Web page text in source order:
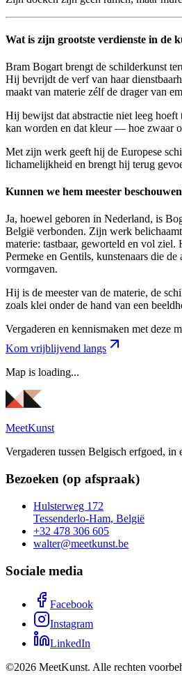
Wat is zijn grootste verdienste in de
Bram Bogart brengt de schilderkunst
Hij bevrijdt de verf van haar
maakt van materie zélf de drager van
Hij bewijst dat abstractie niet leeg hoeft
kan worden en dat kleur — hoe zwaar
Met zijn werk geeft hij de Europese
lichamelijkheid en brengt hij terug
Kunnen we hem meester
Ja, hoewel geboren in Nederland, is
België verbonden. Zijn werk
materie: tastbaar, geworteld en vol
Permeke en Gentils, kunstenaars die de
vormgaven.
Hij is de meester van de materie, de
zoals klei onder de hand van een
Vergaderen en kennismaken met deze
Kom vrijblijvend langs
Map is loading...
MeetKunst
Vergaderen tussen Belgisch erfgoed, in
Bezoeken (op afspraak)
Hulsterweg 172
Tessenderlo-Ham, België
+32 478 306 605
walter@meetkunst.be
Sociale media
Facebook
Instagram
LinkedIn
©2026 MeetKunst. Alle rechten